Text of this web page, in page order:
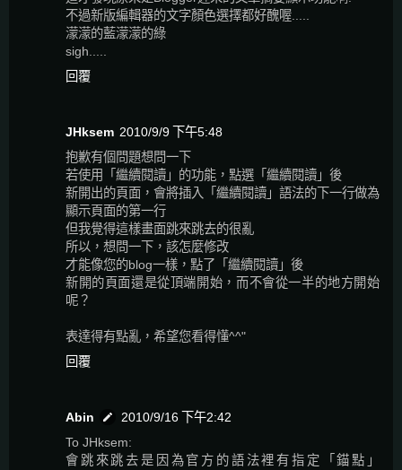
不過新版編輯器的文字顏色選擇都好醜喔.....
濛濛的藍濛濛的綠
sigh.....
回覆
JHksem 2010/9/9 下午5:48
抱歉有個問題想問一下
若使用「繼續閱讀」的功能，點選「繼續閱讀」後
新開出的頁面，會將插入「繼續閱讀」語法的下一行做為
顯示頁面的第一行
但我覺得這樣畫面跳來跳去的很亂
所以，想問一下，該怎麼修改
才能像您的blog一樣，點了「繼續閱讀」後
新開的頁面還是從頂端開始，而不會從一半的地方開始
呢？
表達得有點亂，希望您看得懂^^"
回覆
Abin
2010/9/16 下午2:42
To JHksem:
會跳來跳去是因為官方的語法裡有指定「錨點」